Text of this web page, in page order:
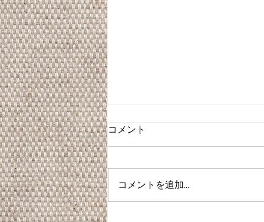
卒業式ヘアセット
コメント
コメントを追加…